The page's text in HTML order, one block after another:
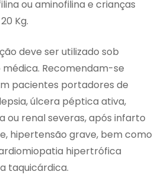
ou aminofilina e crianças
Kg.
deve ser utilizado sob
Recomendam-se
pacientes portadores de
úlcera péptica ativa,
ou renal severas, após infarto
hipertensão grave, bem como
hipertrófica
taquicárdica.